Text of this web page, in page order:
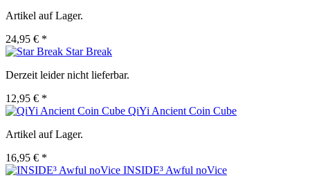
Artikel auf Lager.
24,95 € *
Star Break
Derzeit leider nicht lieferbar.
12,95 € *
QiYi Ancient Coin Cube
Artikel auf Lager.
16,95 € *
INSIDE³ Awful noVice